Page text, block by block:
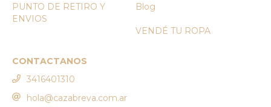
PUNTO DE RETIRO Y
ENVIOS
Blog
VENDÉ TU ROPA
CONTACTANOS
3416401310
hola@cazabreva.com.ar